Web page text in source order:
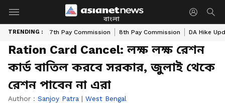
বাংলা
TRENDING : 7th Pay Commission 8th Pay Commission DA Hike
Ration Card Cancel: লক্ষ লক্ষ রেশন
কার্ড বাতিল করবে সরকার, জুলাই থেকে
রেশন পাবেন না এরা
Author : Sanjoy Patra | West Bengal